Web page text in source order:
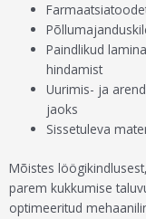
Paindlikud
hindamist
Uurimis- ja
jaoks
Sissetuleva
Mõistes
parem kukkumise
optimeeritud